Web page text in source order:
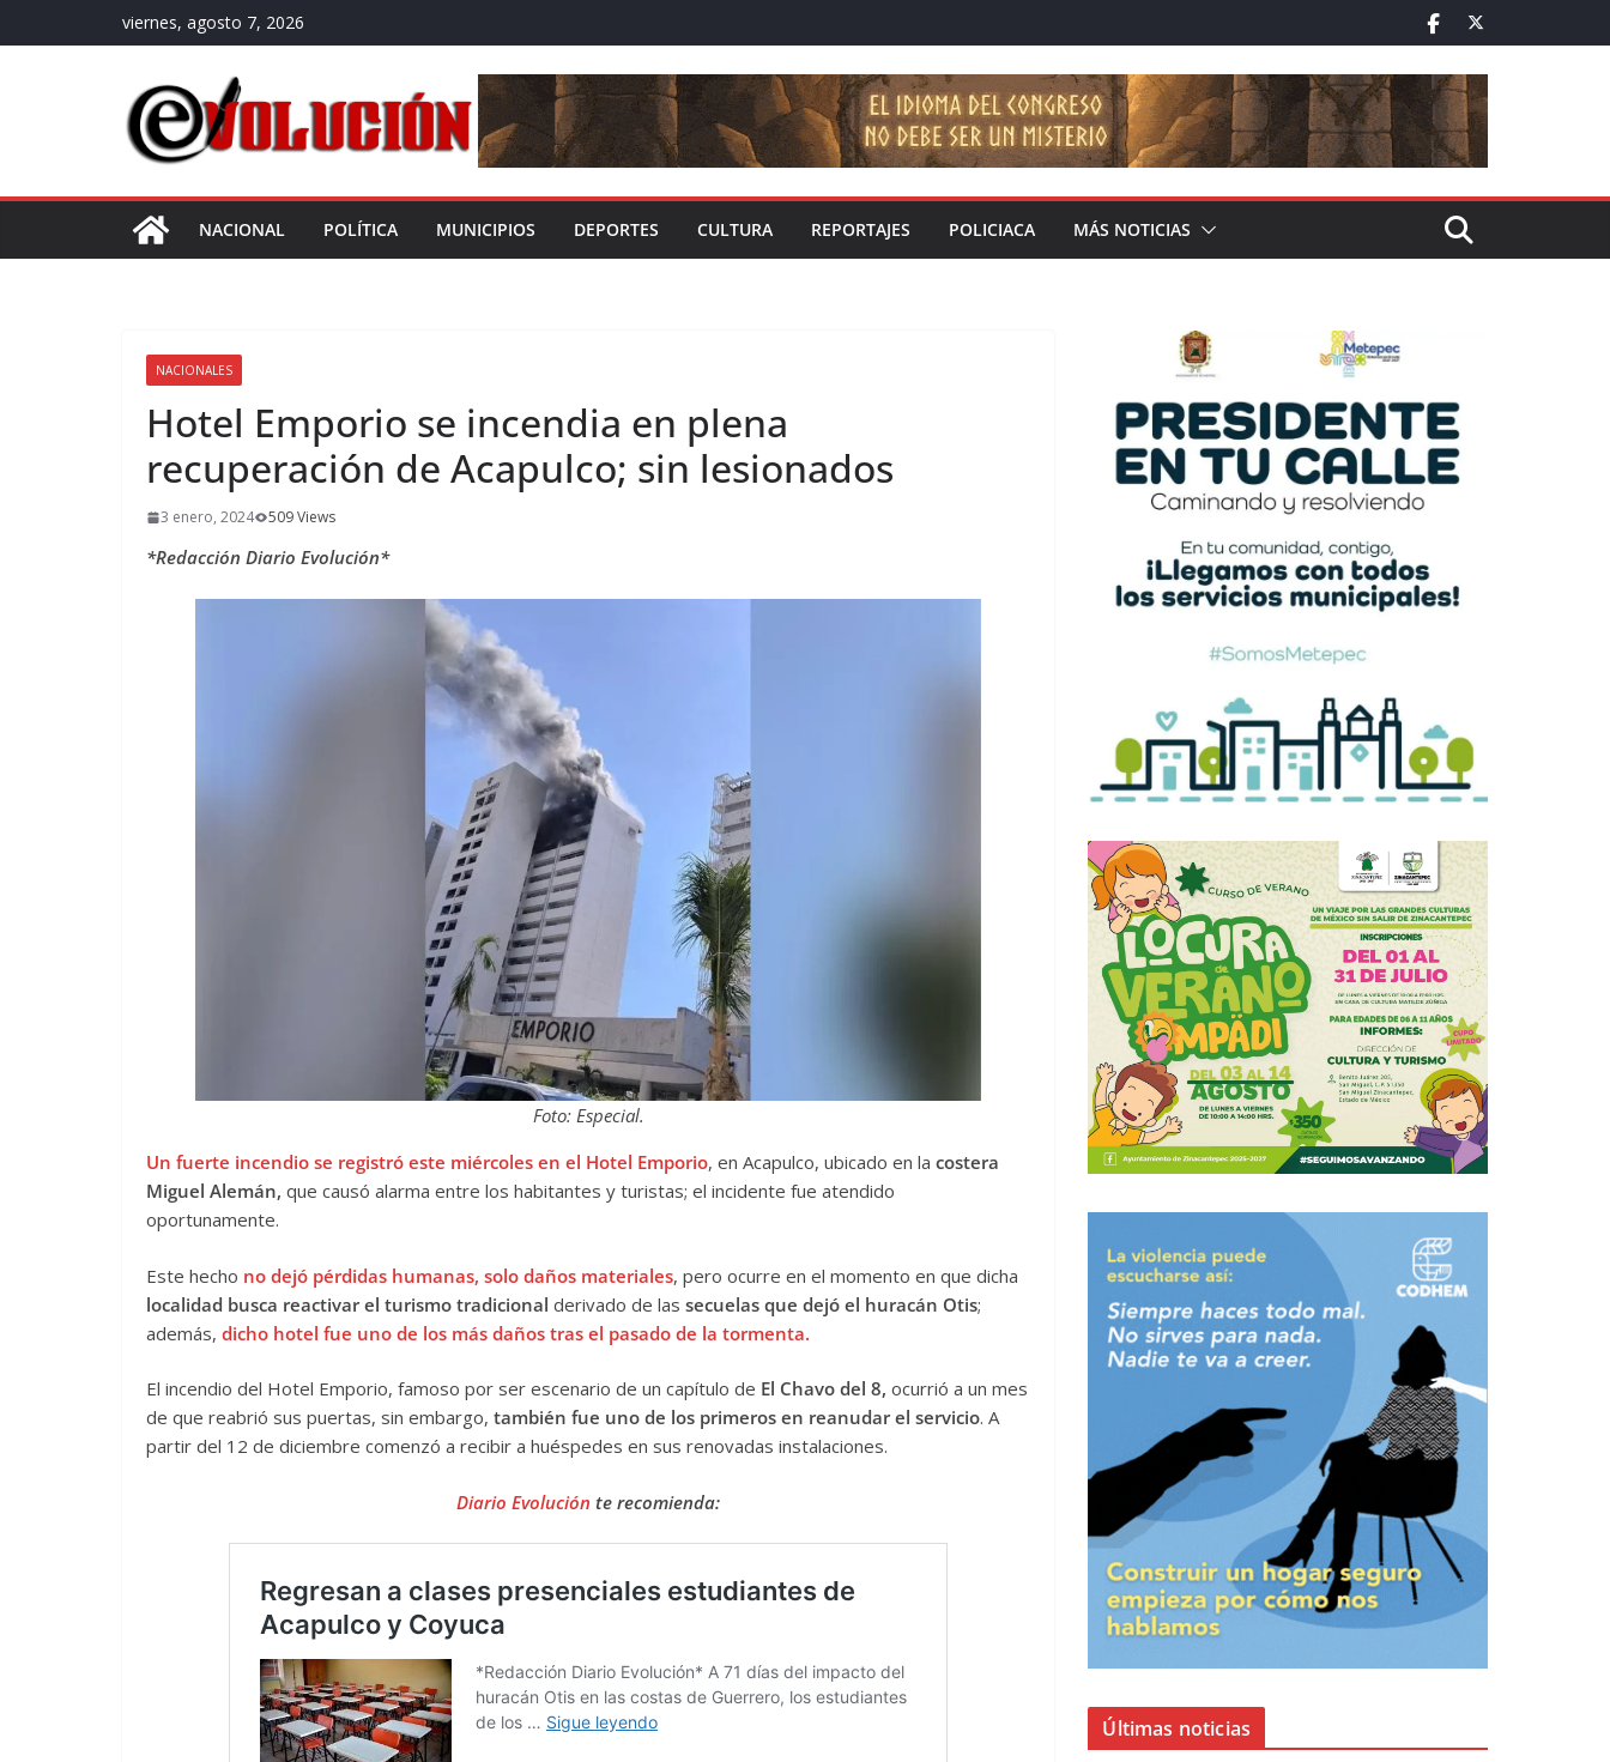
al
viernes, agosto 7, 2026
NACIONAL POLÍTICA MUNICIPIOS DEPORTES CULTURA REPORTAJES POLICIACA MÁS NOTICIAS
NACIONALES
Hotel Emporio se incendia en plena
recuperación de Acapulco; sin lesionados
3 enero, 2024 509 Views
*Redacción Diario Evolución*
Foto: Especial.
Un fuerte incendio se registró este miércoles en el Hotel Emporio, en Acapulco, ubicado en la costera
Miguel Alemán, que causó alarma entre los habitantes y turistas; el incidente fue atendido
oportunamente.
Este hecho no dejó pérdidas humanas, solo daños materiales, pero ocurre en el momento en que dicha
localidad busca reactivar el turismo tradicional derivado de las secuelas que dejó el huracán Otis;
además, dicho hotel fue uno de los más daños tras el pasado de la tormenta.
El incendio del Hotel Emporio, famoso por ser escenario de un capítulo de El Chavo del 8, ocurrió a un mes
de que reabrió sus puertas, sin embargo, también fue uno de los primeros en reanudar el servicio. A
partir del 12 de diciembre comenzó a recibir a huéspedes en sus renovadas instalaciones.
Diario Evolución te recomienda:
Últimas noticias